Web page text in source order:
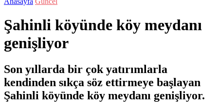
Şahinli köyünde köy meydanı
genişliyor
Son yıllarda bir çok yatırımlarla
kendinden sıkça söz ettirmeye başlayan
Şahinli köyünde köy meydanı genişliyor.